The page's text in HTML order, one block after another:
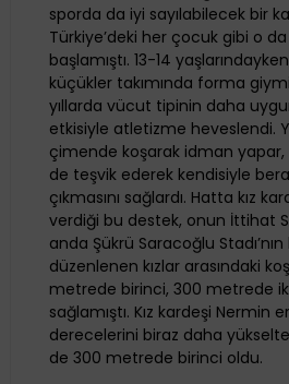
sporda da iyi sayılabilecek bir
Türkiye’deki her çocuk gibi o
başlamıştı. 13-14
küçükler takımında forma
yıllarda vücut tipinin daha
etkisiyle atletizme heveslendi.
çimende koşarak idman yapar,
de teşvik ederek kendisiyle
çıkmasını sağlardı. Hatta kız
verdiği bu destek, onun İttihat
anda Şükrü Saracoğlu
düzenlenen kızlar arasındaki
metrede birinci, 300 metrede
sağlamıştı. Kız kardeşi Nermin
derecelerini biraz daha
de 300 metrede birinci oldu.